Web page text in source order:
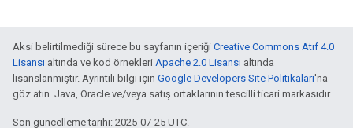
Aksi belirtilmediği sürece bu sayfanın içeriği Creative Commons Atıf 4.0
Lisansı altında ve kod örnekleri Apache 2.0 Lisansı altında
lisanslanmıştır. Ayrıntılı bilgi için Google Developers Site Politikaları'na
göz atın. Java, Oracle ve/veya satış ortaklarının tescilli ticari markasıdır.
Son güncelleme tarihi: 2025-07-25 UTC.